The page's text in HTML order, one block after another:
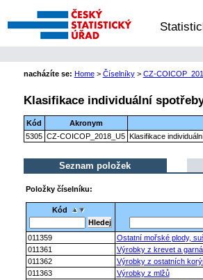
nacházíte se: Home> Číselníky> CZ-
Klasifikace individuální
Kód Akronym
5305 CZ-COICOP_2018_U5 Klasifikace
Seznam položek
Položky číselníku:
Kód
011359 Ostatní mořské plody,
011361
Výrobky z krevet a
011362
Výrobky z ostatních
011363
Výrobky z mlžů